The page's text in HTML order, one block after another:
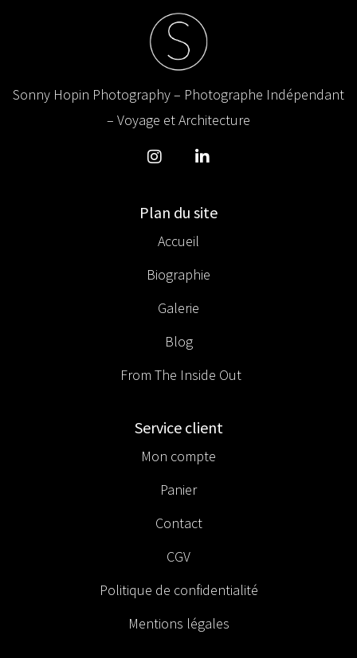
Sonny Hopin Photography – Photographe Indépendant
– Voyage et Architecture
Plan du site
Accueil
Biographie
Galerie
Blog
From The Inside Out
Service client
Mon compte
Panier
Contact
CGV
Politique de confidentialité
Mentions légales